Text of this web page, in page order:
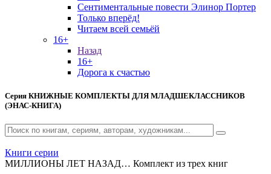
Сентиментальные повести Элинор Портер
Только вперёд!
Читаем всей семьёй
16+
Назад
16+
Дорога к счастью
Серия КНИЖНЫЕ КОМПЛЕКТЫ ДЛЯ МЛАДШЕКЛАССНИКОВ
(ЭНАС-КНИГА)
Книги серии
МИЛЛИОНЫ ЛЕТ НАЗАД… Комплект из трех книг